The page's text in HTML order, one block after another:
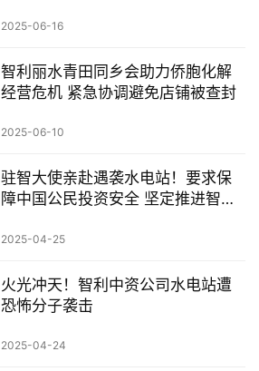
2025-06-16
智利丽水青田同乡会助力侨胞化解
经营危机 紧急协调避免店铺被查封
2025-06-10
驻智大使亲赴遇袭水电站！要求保
障中国公民投资安全 坚定推进智利
2025-04-25
火光冲天！智利中资公司水电站遭
恐怖分子袭击
2025-04-24